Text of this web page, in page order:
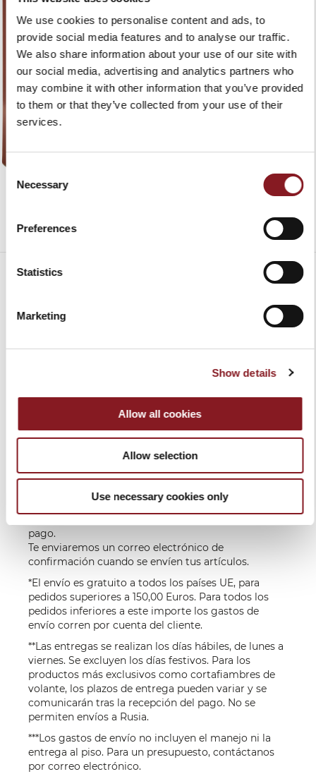
We use cookies to personalise content and ads, to
provide social media features and to analyse our traffic.
We also share information about your use of our site with
our social media, advertising and analytics partners who
may combine it with other information that you’ve provided
to them or that they’ve collected from your use of their
services.
Consent
Selection
Necessary
Preferences
Statistics
Marketing
Show details
Allow all cookies
Allow selection
Use necessary cookies only
GASTOS DE ENVÌO
10 días hábiles
pago**
UE
destinatario,
en función del
País de Destino
Entrega en los 6-10 días hábiles siguientes a la
recepción del pago.
Para los productos más exclusivos como la
cortadora con volante, los tiempos de entrega
pago.
Te enviaremos un correo electrónico de
confirmación cuando se envíen tus artículos.
*El envío es gratuito a todos los países UE, para
pedidos superiores a 150,00 Euros. Para todos los
pedidos inferiores a este importe los gastos de
envío corren por cuenta del cliente.
**Las entregas se realizan los días hábiles, de lunes a
viernes. Se excluyen los días festivos. Para los
productos más exclusivos como cortafiambres de
volante, los plazos de entrega pueden variar y se
comunicarán tras la recepción del pago. No se
permiten envíos a Rusia.
***Los gastos de envío no incluyen el manejo ni la
entrega al piso. Para un presupuesto, contáctanos
por correo electrónico.